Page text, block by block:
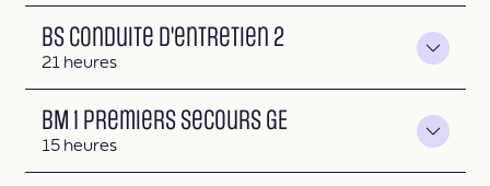
BS Conduite d'entretien 2
Durée
21 heures
BM 1 Premiers secours GE
Durée
15 heures